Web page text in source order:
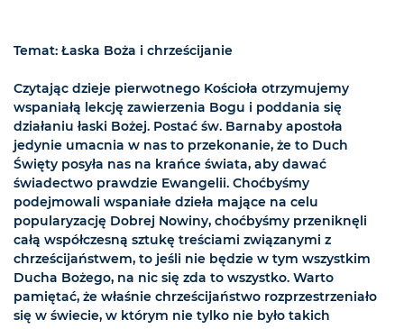
Temat: Łaska Boża i chrześcijanie
Czytając dzieje pierwotnego Kościoła otrzymujemy
wspaniałą lekcję zawierzenia Bogu i poddania się
działaniu łaski Bożej. Postać św. Barnaby apostoła
jedynie umacnia w nas to przekonanie, że to Duch
Święty posyła nas na krańce świata, aby dawać
świadectwo prawdzie Ewangelii. Choćbyśmy
podejmowali wspaniałe dzieła mające na celu
popularyzację Dobrej Nowiny, choćbyśmy przeniknęli
całą współczesną sztukę treściami związanymi z
chrześcijaństwem, to jeśli nie będzie w tym wszystkim
Ducha Bożego, na nic się zda to wszystko. Warto
pamiętać, że właśnie chrześcijaństwo rozprzestrzeniało
się w świecie, w którym nie tylko nie było takich